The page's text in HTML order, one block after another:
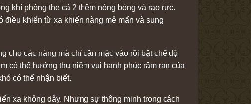
khí phòng the cả 2 thêm nóng bỏng và rạo rực.
điều khiển từ xa khiến nàng mê mẩn và sung
cho các nàng mà chỉ cần mặc vào rồi bật chế độ
có thể hưởng thụ niềm vui hạnh phúc râm ran của
có thể nhận biết.
xa không dây. Nhưng sự thông minh trong cách